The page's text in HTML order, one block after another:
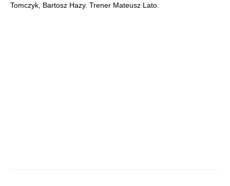
Tomczyk, Bartosz Hazy. Trener Mateusz Lato.